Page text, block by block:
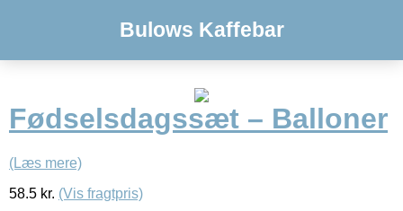
Bulows Kaffebar
Fødselsdagssæt – Balloner
(Læs mere)
58.5 kr. (Vis fragtpris)